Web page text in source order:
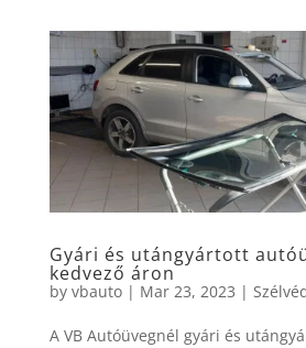
Gyári és utángyártott
kedvező áron
by vbauto| Mar 23, 2023 |
A VB Autóüvegnél gyári és